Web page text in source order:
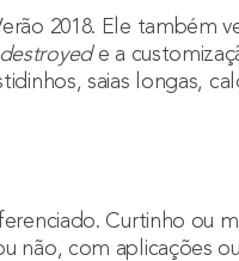
2018. Ele também
destroyede a
saias longas,
Curtinho ou
não, com aplicações